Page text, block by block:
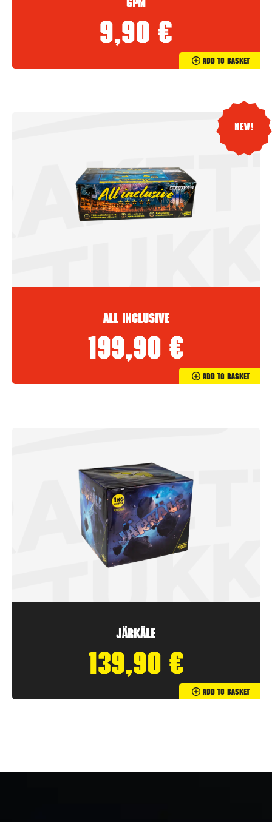
6PM
9,90 €
Add To Basket
New!
All inclusive
199,90 €
Add To Basket
Järkäle
139,90 €
Add To Basket